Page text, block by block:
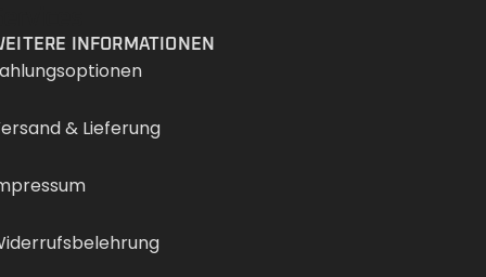
INFORMATIONEN
& Lieferung